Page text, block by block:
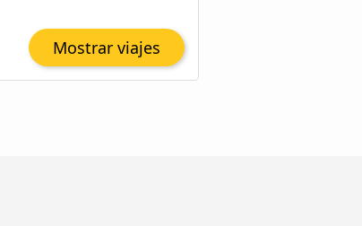
Mostrar viajes